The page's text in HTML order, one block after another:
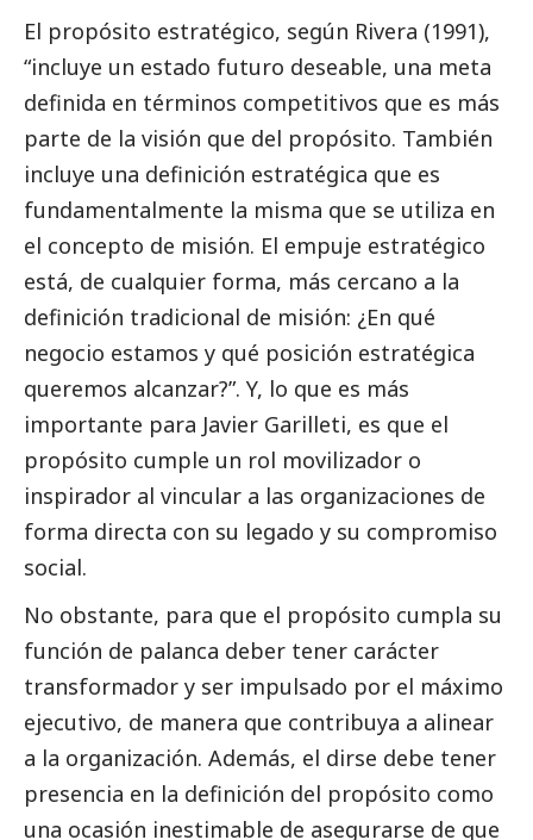
El propósito estratégico, según Rivera (1991),
“incluye un estado futuro deseable, una meta
definida en términos competitivos que es más
parte de la visión que del propósito. También
incluye una definición estratégica que es
fundamentalmente la misma que se utiliza en
el concepto de misión. El empuje estratégico
está, de cualquier forma, más cercano a la
definición tradicional de misión: ¿En qué
negocio estamos y qué posición estratégica
queremos alcanzar?”. Y, lo que es más
importante para Javier Garilleti, es que el
propósito cumple un rol movilizador o
inspirador al vincular a las organizaciones de
forma directa con su legado y su compromiso
social.
No obstante, para que el propósito cumpla su
función de palanca deber tener carácter
transformador y ser impulsado por el máximo
ejecutivo, de manera que contribuya a alinear
a la organización. Además, el dirse debe tener
presencia en la definición del propósito como
una ocasión inestimable de asegurarse de que